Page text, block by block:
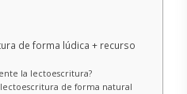
de forma lúdica + recurso
la lectoescritura?
de forma natural